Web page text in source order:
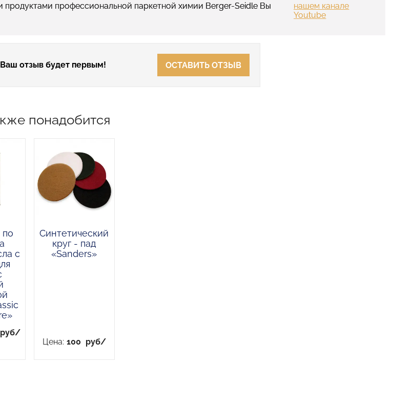
продуктами профессиональной паркетной химии Berger-Seidle Вы
нашем канале
Youtube
Ваш отзыв будет первым! ОСТАВИТЬ ОТЗЫВ
понадобится
по
с
руб/
Синтетический
круг - пад
«Sanders»
Цена: 100 руб/